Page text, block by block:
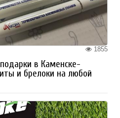
1855
в Каменске-
и брелоки на любой